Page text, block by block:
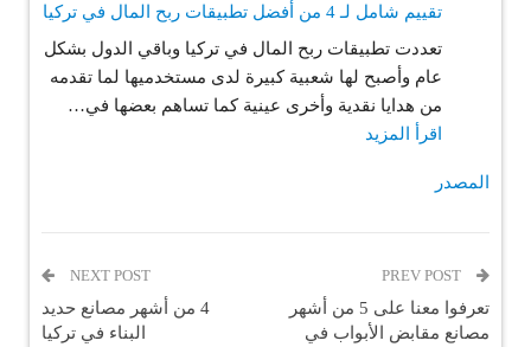
تركيا)
4
متاجر
بيع
الهواتف
تقييم شامل لـ 4 من أفضل تطبيقات ربح المال في تركيا
تعددت تطبيقات ربح المال في تركيا وباقي الدول بشكل
عام وأصبح لها شعبية كبيرة لدى مستخدميها لما تقدمه
من هدايا نقدية وأخرى عينية كما تساهم بعضها في…
اقرأ المزيد
أفضل
تطبيقات
المصدر
تعرفوا معنا على 5 من أشهر
مصانع مقابض الأبواب في
NEXT POST
4 من أشهر مصانع حديد
البناء في تركيا